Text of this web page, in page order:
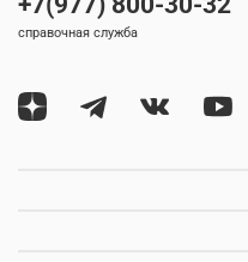
справочная служба